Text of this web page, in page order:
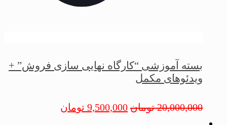
بسته آموزشی “کارگاه نهایی سازی فروش” +
ویدئوهای مکمل
20,000,000 تومان 9,500,000 تومان